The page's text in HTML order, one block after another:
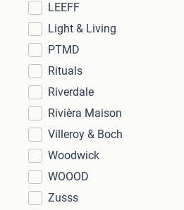
LEEFF
Light & Living
PTMD
Rituals
Riverdale
Rivièra Maison
Villeroy & Boch
Woodwick
WOOOD
Zusss